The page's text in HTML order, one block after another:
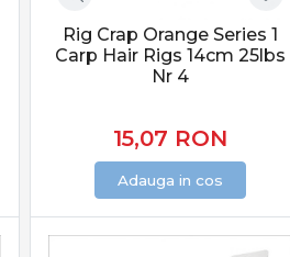
Rig Crap Orange Series 1
Carp Hair Rigs 14cm 25lbs
Nr 4
15,07 RON
Adauga in cos